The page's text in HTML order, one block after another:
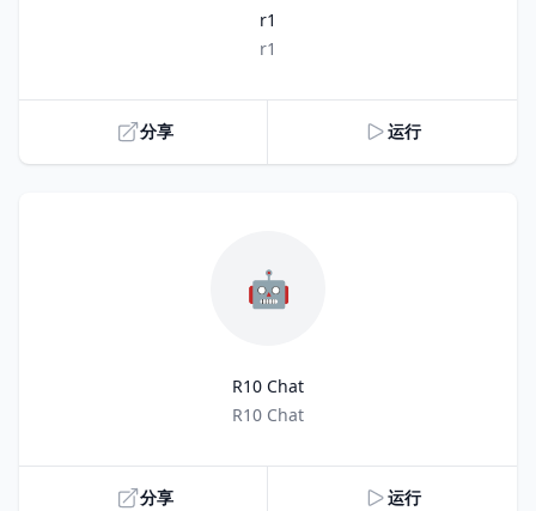
r1
r1
分享 运行
🤖
R10 Chat
R10 Chat
分享 运行